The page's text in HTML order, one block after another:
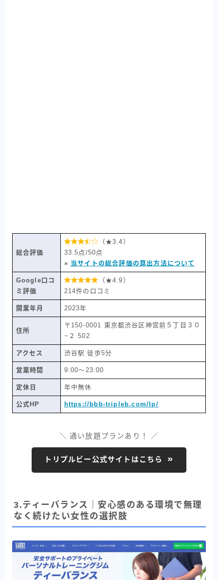
総合評価

（★3.4）
33.5点/50点
» 当サイトの総合評価の算出方法について
Google口コ
ミ評価

（★4.9）
214件の口コミ
開業年月 2023年
住所
〒150-0001 東京都渋谷区神宮前５丁目３０
−２ 502
アクセス 渋谷駅 徒歩5分
営業時間 9:00～23:00
定休日 年中無休
公式HP https://bbb-tripleb.com/lp/
＼ 通い放題プランあり！ ／
トリプルビー公式サイトはこちら
3.ティーバランス｜安心感のある環境で無理
なく続けたい女性の選択肢